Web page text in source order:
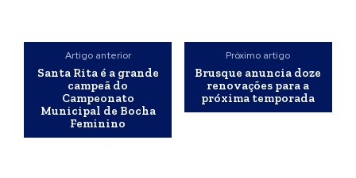
Artigo anterior
Santa Rita é a grande
campeã do
Campeonato
Municipal de Bocha
Feminino
Próximo artigo
Brusque anuncia doze
renovações para a
próxima temporada